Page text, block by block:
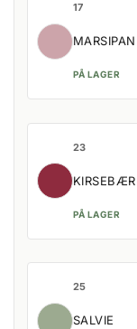
17
MARSIPAN
PÅ LAGER
23
KIRSEBÆR
PÅ LAGER
25
SALVIE